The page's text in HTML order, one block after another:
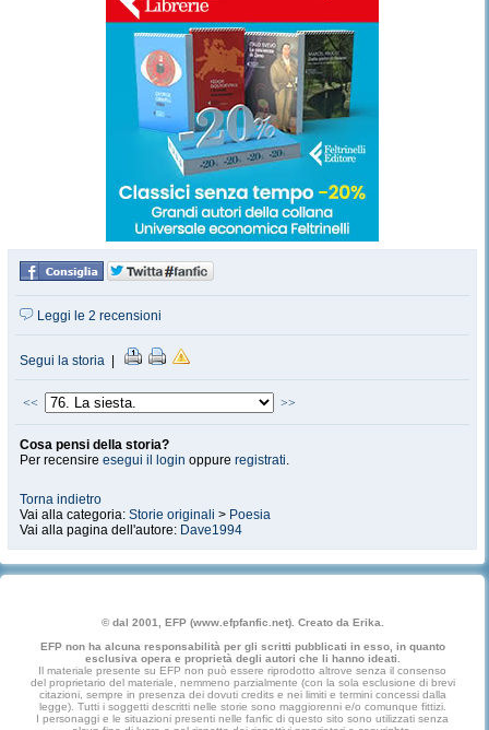
Leggi le 2 recensioni
Segui la storia
<< >>
Cosa pensi della storia?
Per recensire esegui il login oppure registrati.
Torna indietro
Vai alla categoria: Storie originali > Poesia
Vai alla pagina dell'autore: Dave1994
© dal 2001, EFP (www.efpfanfic.net). Creato da Erika.
EFP non ha alcuna responsabilità per gli scritti pubblicati in esso, in quanto
esclusiva opera e proprietà degli autori che li hanno ideati.
Il materiale presente su EFP non può essere riprodotto altrove senza il consenso
del proprietario del materiale, nemmeno parzialmente (con la sola esclusione di brevi
citazioni, sempre in presenza dei dovuti credits e nei limiti e termini concessi dalla
legge). Tutti i soggetti descritti nelle storie sono maggiorenni e/o comunque fittizi.
I personaggi e le situazioni presenti nelle fanfic di questo sito sono utilizzati senza